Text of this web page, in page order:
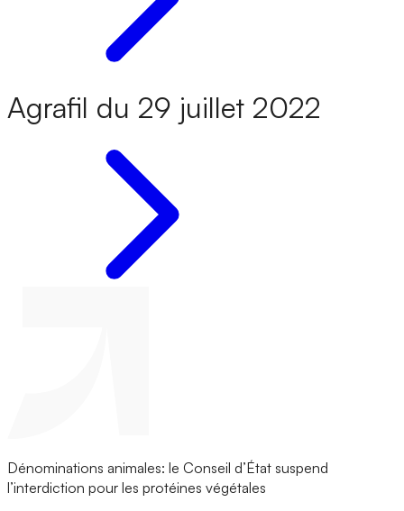
Agrafil du 29 juillet 2022
Dénominations animales: le Conseil d’État suspend
l’interdiction pour les protéines végétales